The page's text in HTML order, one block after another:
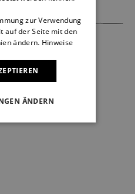
zur Verwendung
auf der Seite mit den
ändern. Hinweise
ÄNDERN